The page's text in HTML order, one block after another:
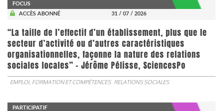
FOCUS
ACCÈS ABONNÉ
31 / 07 / 2026
“La taille de l’effectif d’un établissement, plus que le
secteur d’activité ou d’autres caractéristiques
organisationnelles, façonne la nature des relations
sociales locales” - Jérôme Pélisse, SciencesPo
EMPLOI, FORMATION ET COMPÉTENCES RELATIONS SOCIALES
PARTICIPATIF